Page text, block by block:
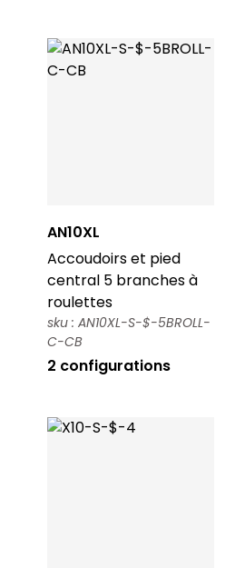
AN10XL
Accoudoirs et pied
central 5 branches à
roulettes
sku : AN10XL-S-$-5BROLL-
C-CB
2 configurations